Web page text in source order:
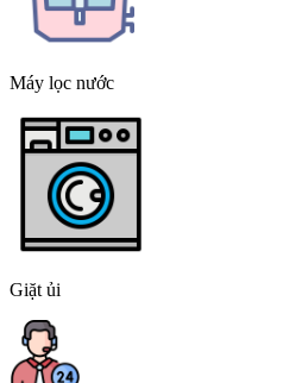
Máy lọc nước
Giặt ủi